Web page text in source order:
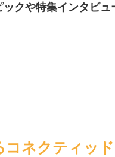
クや特集インタビュ
ネクティッ